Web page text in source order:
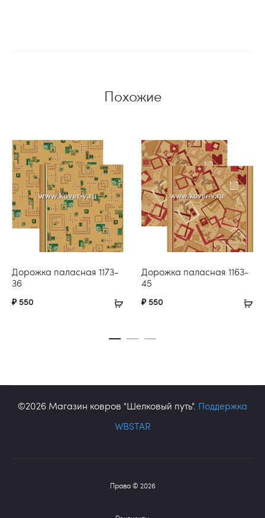
Похожие
Дорожка паласная 1173-
36
₽550
Дорожка паласная 1163-
45
₽550
©2026 Магазин ковров "Шелковый путь". Поддержка
WBSTAR
Права © 2026